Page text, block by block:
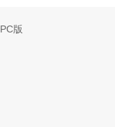
PC版